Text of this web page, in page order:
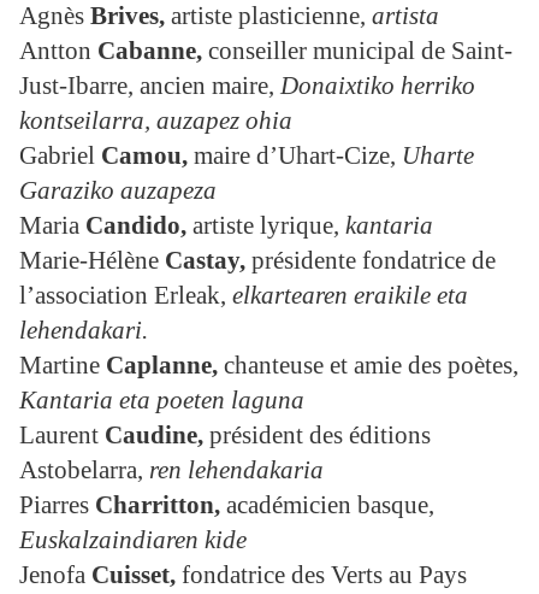
Agnès Brives, artiste plasticienne, artista
Antton Cabanne, conseiller municipal de Saint-
Just-Ibarre, ancien maire, Donaixtiko herriko
kontseilarra, auzapez ohia
Gabriel Camou, maire d’Uhart-Cize, Uharte
Garaziko auzapeza
Maria Candido, artiste lyrique, kantaria
Marie-Hélène Castay, présidente fondatrice de
l’association Erleak, elkartearen eraikile eta
lehendakari.
Martine Caplanne, chanteuse et amie des poètes,
Kantaria eta poeten laguna
Laurent Caudine, président des éditions
Astobelarra, ren lehendakaria
Piarres Charritton, académicien basque,
Euskalzaindiaren kide
Jenofa Cuisset, fondatrice des Verts au Pays